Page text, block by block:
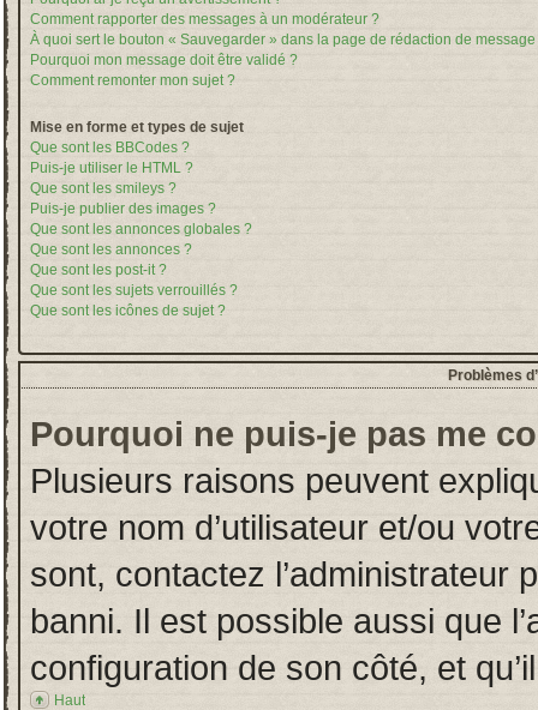
Comment rapporter des messages à un modérateur ?
À quoi sert le bouton « Sauvegarder » dans la page de rédaction de message
Pourquoi mon message doit être validé ?
Comment remonter mon sujet ?
Mise en forme et types de sujet
Que sont les BBCodes ?
Puis-je utiliser le HTML ?
Que sont les smileys ?
Puis-je publier des images ?
Que sont les annonces globales ?
Que sont les annonces ?
Que sont les post-it ?
Que sont les sujets verrouillés ?
Que sont les icônes de sujet ?
Problèmes
Pourquoi ne puis-je pas me
Plusieurs raisons peuvent
votre nom d’utilisateur et/ou
sont, contactez l’administrateur
banni. Il est possible aussi que
configuration de son côté, et
Haut